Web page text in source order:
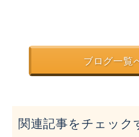
ブログ一覧
関連記事をチェック